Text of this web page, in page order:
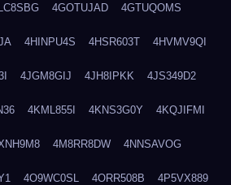
4GOTUJAD 4GTUQOMS
4HINPU4S 4HSR603T 4HVMV9QI
4JGM8GIJ 4JH8IPKK 4JS349D2
4KML855I 4KNS3G0Y 4KQJIFMI
4M8RR8DW 4NNSAVOG
4O9WC0SL 4ORR508B 4P5VX889